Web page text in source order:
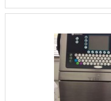
Professional,
Instalações e pedindo um